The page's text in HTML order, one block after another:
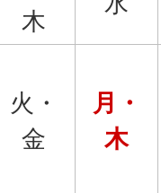
木
火・
金
月・
木